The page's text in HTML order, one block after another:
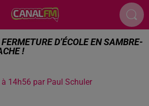
D’ÉCOLE EN SAMBRE-
!
14h56 par Paul Schuler